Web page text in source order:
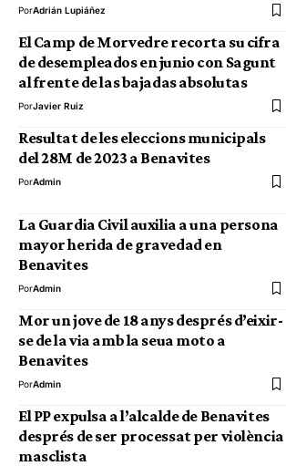
PorAdrián Lupiáñez
El Camp de Morvedre recorta su cifra
de desempleados en junio con Sagunt
al frente de las bajadas absolutas
PorJavier Ruiz
Resultat de les eleccions municipals
del 28M de 2023 a Benavites
PorAdmin
La Guardia Civil auxilia a una persona
mayor herida de gravedad en
Benavites
PorAdmin
Mor un jove de 18 anys després d’eixir-
se de la via amb la seua moto a
Benavites
PorAdmin
El PP expulsa a l’alcalde de Benavites
després de ser processat per violència
masclista